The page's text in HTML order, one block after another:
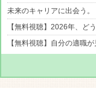
未来のキャリアに出会う
【無料視聴】2026年、ど
【無料視聴】自分の適職